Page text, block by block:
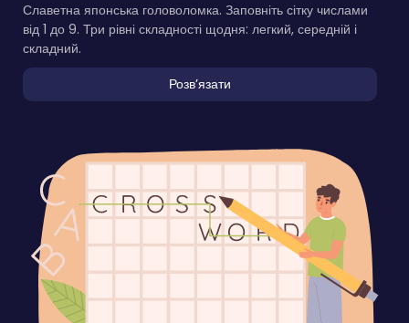
Славетна японська головоломка. Заповніть сітку числами
від 1 до 9. Три рівні складності щодня: легкий, середній і
складний.
Розвʼязати